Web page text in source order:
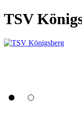
TSV